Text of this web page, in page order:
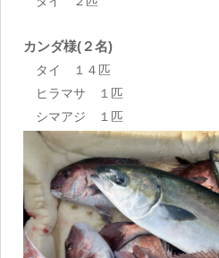
カンダ様(２名)
タイ １４匹
ヒラマサ １匹
シマアジ １匹